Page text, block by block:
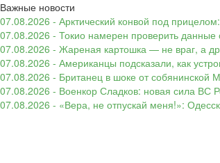
Важные новости
07.08.2026 - Арктический конвой под
07.08.2026 - Токио намерен проверить данные
07.08.2026 - Жареная картошка — не враг, а
07.08.2026 - Американцы подсказали, как
07.08.2026 - Британец в шоке от собянинской
07.08.2026 - Военкор Сладков: новая сила ВС
07.08.2026 - «Вера, не отпускай меня!»: